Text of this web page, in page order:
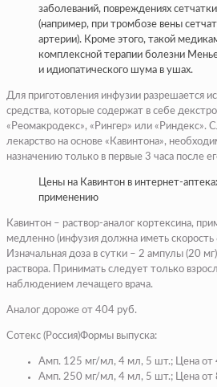
заболеваний, повреждениях
(например, при тромбозе вены
артерии). Кроме этого, такой
комплексной терапии болезни
и идиопатического шума в ушах.
Для приготовления инфузии разрешается
средства, которые содержат в себе
«Реомакродекс», «Рингер» или «Риндекс».
лекарство на основе «Кавинтона»,
назначению только в первые 3 часа после
Цены на Кавинтон в интернет-
применению
Кавинтон – раствор-аналог кортексина,
медленно (инфузия должна иметь скорость
Изначальная доза в сутки – 2 ампулы (20
раствора. Принимать следует только
наблюдением лечащего врача.
Аналог дороже от 404 руб.
Сотекс (Россия)Формы выпуска:
Амп. 125 мг/мл, 4 мл, 5 шт.; Цена от
Амп. 250 мг/мл, 4 мл, 5 шт.; Цена от